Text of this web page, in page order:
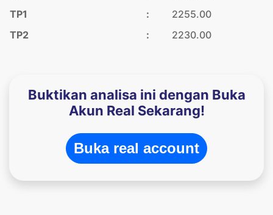
TP1
:
2255.00
TP2
: 2230.00
Buktikan analisa ini dengan Buka
Akun Real Sekarang!
Buka real account